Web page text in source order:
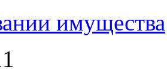
имущества